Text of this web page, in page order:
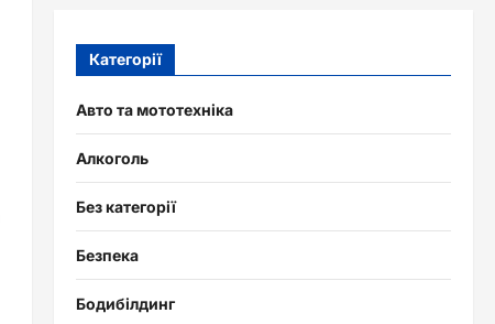
Категорії
Авто та мототехніка
Алкоголь
Без категорії
Безпека
Бодибілдинг